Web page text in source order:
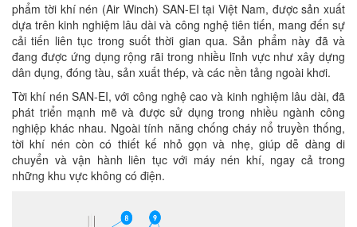
phẩm tời khí nén (Air Winch) SAN-EI tại Việt Nam, được sản xuất
dựa trên kinh nghiệm lâu dài và công nghệ tiên tiến, mang đến sự
cải tiến liên tục trong suốt thời gian qua. Sản phẩm này đã và
đang được ứng dụng rộng rãi trong nhiều lĩnh vực như xây dựng
dân dụng, đóng tàu, sản xuất thép, và các nền tảng ngoài khơi.
Tời khí nén SAN-EI, với công nghệ cao và kinh nghiệm lâu dài, đã
phát triển mạnh mẽ và được sử dụng trong nhiều ngành công
nghiệp khác nhau. Ngoài tính năng chống cháy nổ truyền thống,
tời khí nén còn có thiết kế nhỏ gọn và nhẹ, giúp dễ dàng di
chuyển và vận hành liên tục với máy nén khí, ngay cả trong
những khu vực không có điện.